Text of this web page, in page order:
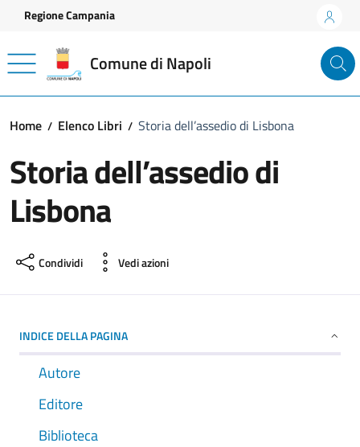
Vai ai contenuti
Vai al footer
Regione Campania
Comune di Napoli
Home Elenco Libri Storia dell’assedio di Lisbona
Storia dell’assedio di
Lisbona
Condividi Vedi azioni
INDICE DELLA PAGINA
Autore
Editore
Biblioteca